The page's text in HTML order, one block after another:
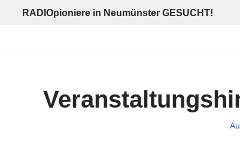
RADIOpioniere in Neumünster GESUCHT!